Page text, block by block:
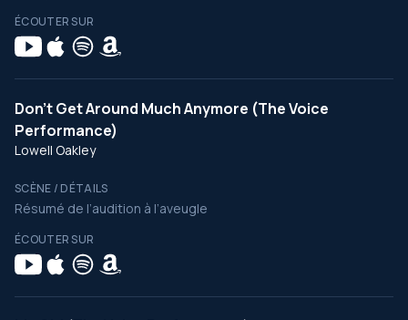
ÉCOUTER SUR
Don’t Get Around Much Anymore (The Voice
Performance)
Lowell Oakley
SCÈNE / DÉTAILS
Résumé de l’audition à l’aveugle
ÉCOUTER SUR